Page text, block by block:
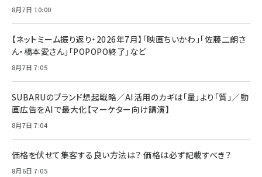
8月7日 10:00
【ネットミーム振り返り・2026年7月】「映画ちいかわ」「佐藤二朗さ
ん・橋本愛さん」「POPOPO終了」など
8月7日 7:05
SUBARUのブランド想起戦略／AI活用のカギは「量」より「質」／動
画広告をAIで最大化【マーケター向け講演】
8月7日 7:04
価格を伏せて集客する良い方法は？ 価格は必ず記載すべき？
8月6日 7:05